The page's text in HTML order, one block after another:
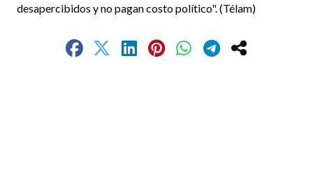
desapercibidos y no pagan costo político". (Télam)